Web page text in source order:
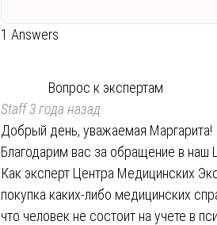
1 Answers
Вопрос к экспертам
Staff3 года назад
Добрый день, уважаемая Маргарита!
Благодарим вас за обращение в наш
Как эксперт Центра Медицинских
покупка каких-либо медицинских
что человек не состоит на учете в